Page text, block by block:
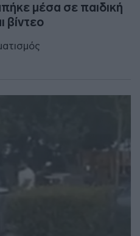
μέσα σε παιδική
βίντεο